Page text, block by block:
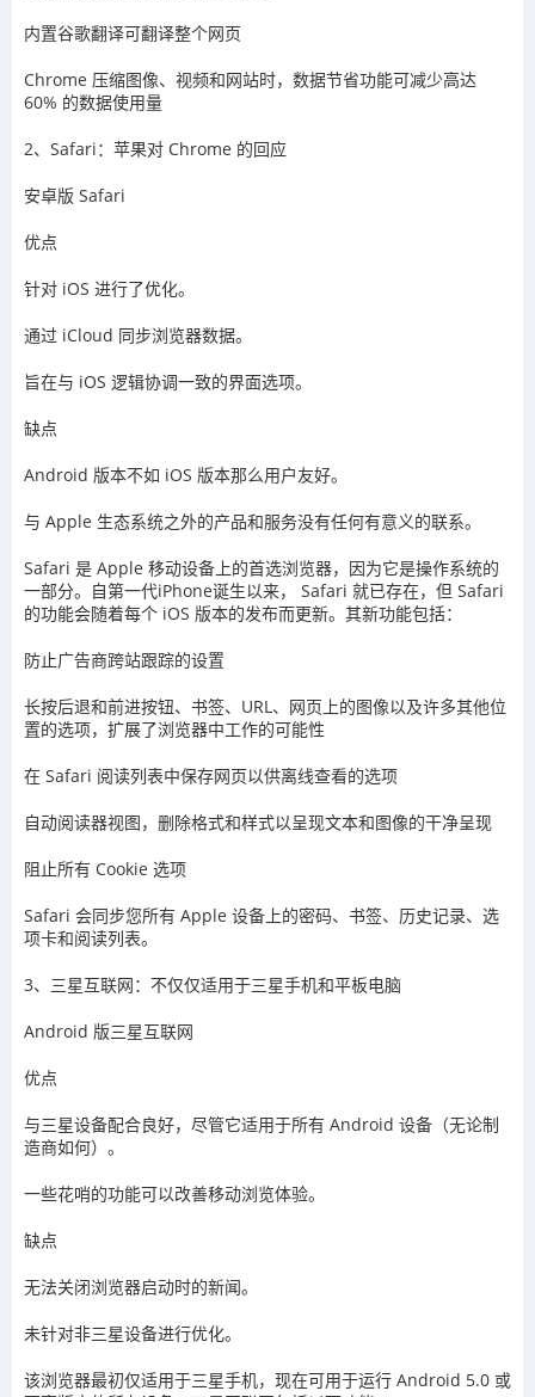
内置谷歌翻译可翻译整个网页
Chrome 压缩图像、视频和网站时，数据节省功能可减少高达
60% 的数据使用量
2、Safari：苹果对 Chrome 的回应
安卓版 Safari
优点
针对 iOS 进行了优化。
通过 iCloud 同步浏览器数据。
旨在与 iOS 逻辑协调一致的界面选项。
缺点
Android 版本不如 iOS 版本那么用户友好。
与 Apple 生态系统之外的产品和服务没有任何有意义的联系。
Safari 是 Apple 移动设备上的首选浏览器，因为它是操作系统的
一部分。自第一代iPhone诞生以来， Safari 就已存在，但 Safari
的功能会随着每个 iOS 版本的发布而更新。其新功能包括：
防止广告商跨站跟踪的设置
长按后退和前进按钮、书签、URL、网页上的图像以及许多其他位
置的选项，扩展了浏览器中工作的可能性
在 Safari 阅读列表中保存网页以供离线查看的选项
自动阅读器视图，删除格式和样式以呈现文本和图像的干净呈现
阻止所有 Cookie 选项
Safari 会同步您所有 Apple 设备上的密码、书签、历史记录、选
项卡和阅读列表。
3、三星互联网：不仅仅适用于三星手机和平板电脑
Android 版三星互联网
优点
与三星设备配合良好，尽管它适用于所有 Android 设备（无论制
造商如何）。
一些花哨的功能可以改善移动浏览体验。
缺点
无法关闭浏览器启动时的新闻。
未针对非三星设备进行优化。
该浏览器最初仅适用于三星手机，现在可用于运行 Android 5.0 或